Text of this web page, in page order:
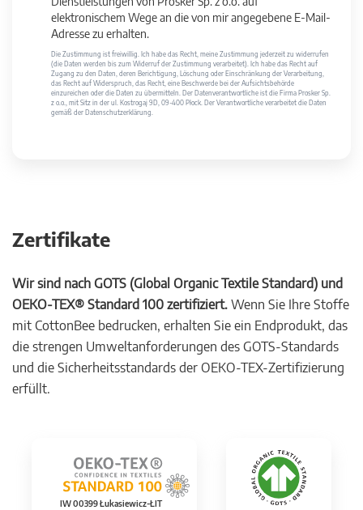
elektronischem Wege an die von mir angegebene E-Mail-
Adresse zu erhalten.
Die Zustimmung ist freiwillig. Ich habe das Recht, meine Zustimmung jederzeit zu widerrufen
(die Daten werden bis zum Widerruf der Zustimmung verarbeitet). Ich habe das Recht auf
Zugang zu den Daten, deren Berichtigung, Löschung oder Einschränkung der Verarbeitung,
das Recht auf Widerspruch, das Recht, eine Beschwerde bei der Aufsichtsbehörde
einzureichen oder die Daten zu übermitteln. Der Datenverantwortliche ist die Firma Prosker Sp.
z o.o., mit Sitz in der ul. Kostrogaj 9D, 09-400 Płock. Der Verantwortliche verarbeitet die Daten
gemäß der Datenschutzerklärung.
Zertifikate
Wir sind nach GOTS (Global Organic Textile Standard) und
OEKO-TEX® Standard 100 zertifiziert. Wenn Sie Ihre Stoffe
mit CottonBee bedrucken, erhalten Sie ein Endprodukt, das
die strengen Umweltanforderungen des GOTS-Standards
und die Sicherheitsstandards der OEKO-TEX-Zertifizierung
erfüllt.
IW 00399 Łukasiewicz-ŁIT